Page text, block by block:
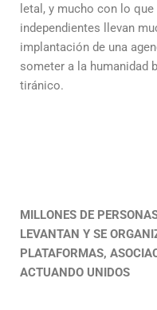
letal, y mucho con lo
independientes llevan
implantación de una
someter a la humanidad
tiránico.
MILLONES DE
LEVANTAN Y SE
PLATAFORMAS,
ACTUANDO UNIDOS